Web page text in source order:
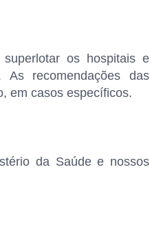
os hospitais e
recomendações das
em casos específicos.
da Saúde e nossos